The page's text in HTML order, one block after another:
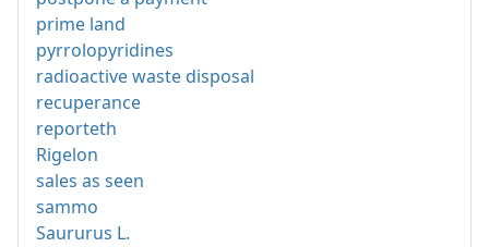
prime land
pyrrolopyridines
radioactive waste disposal
recuperance
reporteth
Rigelon
sales as seen
sammo
Saururus L.